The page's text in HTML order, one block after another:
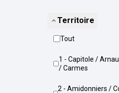
Territoire
Tout
1 - Capitole / Arnaud Bernard
/ Carmes
2 - Amidonniers / Compans-